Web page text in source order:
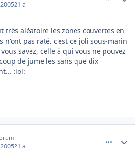
21 a
très aléatoire les zones couvertes en
n'ont pas raté, c'est ce joli sous-marin
savez, celle à qui vous ne pouvez
de jumelles sans que dix
:lol:
21 a